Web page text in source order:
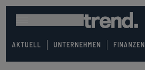
AKTUELL UNTERNEHMEN FINANZEN